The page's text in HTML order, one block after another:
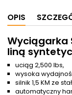
OPIS
Wyciągarka
liną
uciąg 2,500 lbs,
wysoka
silnik 1,5 KM ze
automatyczny